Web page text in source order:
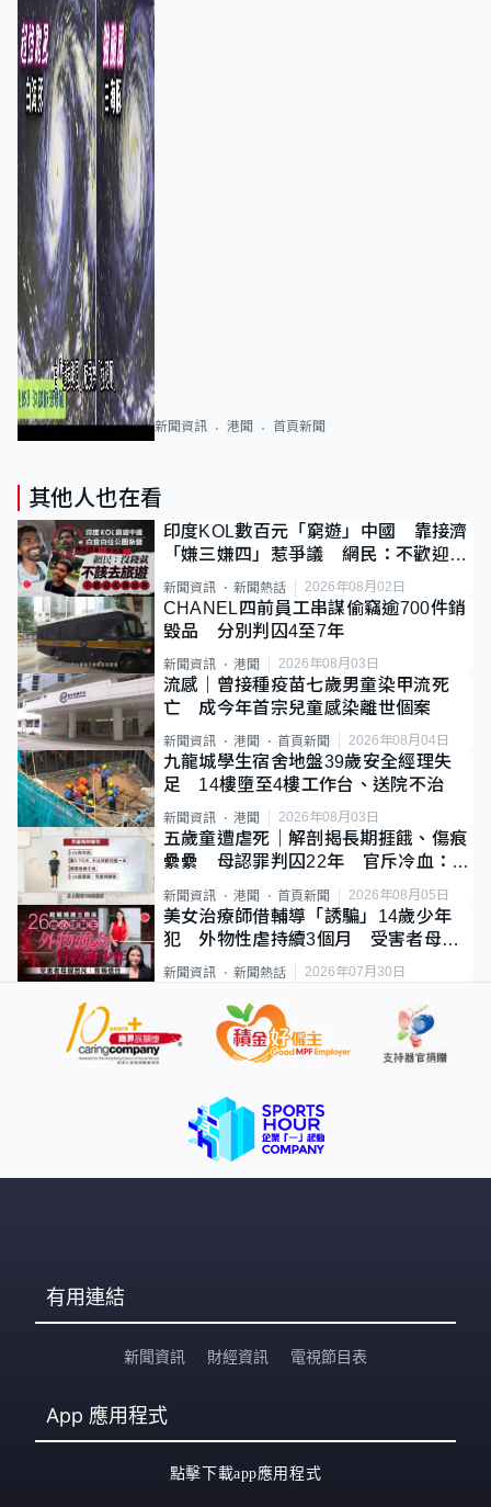
新聞資訊 港聞 首頁新聞
其他人也在看
印度KOL數百元「窮遊」中國 靠接濟
「嫌三嫌四」惹爭議 網民：不歡迎劣
質旅客
新聞資訊 新聞熱話 2026年08月02日
CHANEL四前員工串謀偷竊逾700件銷
毀品 分別判囚4至7年
新聞資訊 港聞 2026年08月03日
流感｜曾接種疫苗七歲男童染甲流死
亡 成今年首宗兒童感染離世個案
新聞資訊 港聞 首頁新聞 2026年08月04日
九龍城學生宿舍地盤39歲安全經理失
足 14樓墮至4樓工作台、送院不治
新聞資訊 港聞 2026年08月03日
五歲童遭虐死｜解剖揭長期捱餓、傷痕
纍纍 母認罪判囚22年 官斥冷血：同
類案最惡劣
新聞資訊 港聞 首頁新聞 2026年08月05日
美女治療師借輔導「誘騙」14歲少年
犯 外物性虐持續3個月 受害者母：
要保護其他人
新聞資訊 新聞熱話 2026年07月30日
有用連結
新聞資訊 財經資訊 電視節目表
App 應用程式
點擊下載app應用程式